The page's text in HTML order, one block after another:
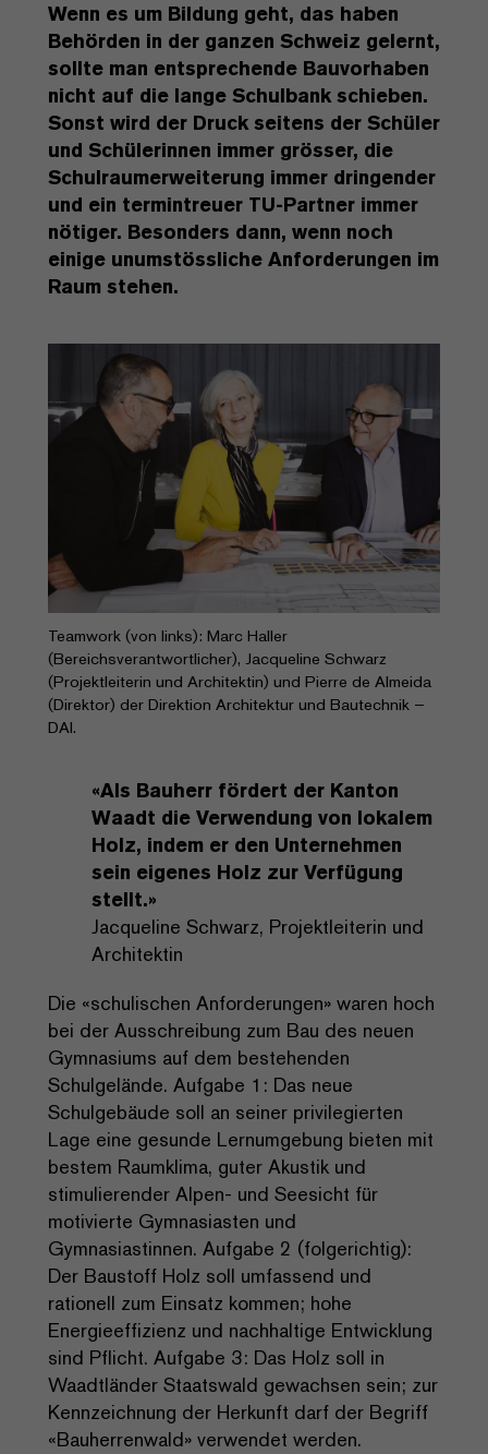
Wenn es um Bildung geht, das haben
Behörden in der ganzen Schweiz gelernt,
sollte man entsprechende Bauvorhaben
nicht auf die lange Schulbank schieben.
Sonst wird der Druck seitens der Schüler
und Schülerinnen immer grösser, die
Schulraumerweiterung immer dringender
und ein termintreuer TU-Partner immer
nötiger. Besonders dann, wenn noch
einige unumstössliche Anforderungen im
Raum stehen.
Teamwork (von links): Marc Haller
(Bereichsverantwortlicher), Jacqueline Schwarz
(Projektleiterin und Architektin) und Pierre de Almeida
(Direktor) der Direktion Architektur und Bautechnik –
DAI.
«Als Bauherr fördert der Kanton
Waadt die Verwendung von lokalem
Holz, indem er den Unternehmen
sein eigenes Holz zur Verfügung
stellt.»
Jacqueline Schwarz, Projektleiterin und
Architektin
Die «schulischen Anforderungen» waren hoch
bei der Ausschreibung zum Bau des neuen
Gymnasiums auf dem bestehenden
Schulgelände. Aufgabe 1: Das neue
Schulgebäude soll an seiner privilegierten
Lage eine gesunde Lernumgebung bieten mit
bestem Raumklima, guter Akustik und
stimulierender Alpen- und Seesicht für
motivierte Gymnasiasten und
Gymnasiastinnen. Aufgabe 2 (folgerichtig):
Der Baustoff Holz soll umfassend und
rationell zum Einsatz kommen; hohe
Energieeffizienz und nachhaltige Entwicklung
sind Pflicht. Aufgabe 3: Das Holz soll in
Waadtländer Staatswald gewachsen sein; zur
Kennzeichnung der Herkunft darf der Begriff
«Bauherrenwald» verwendet werden.